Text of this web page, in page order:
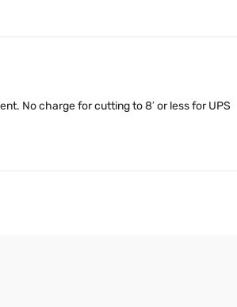
No charge for cutting to 8′ or less for UPS